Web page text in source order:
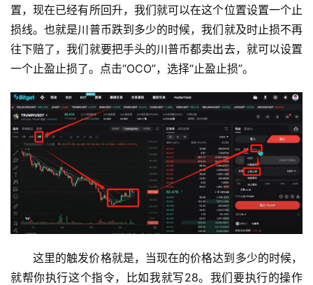
置，现在已经有所回升，我们就可以在这个位置设置一个止
损线。也就是川普币跌到多少的时候，我们就及时止损不再
往下赔了，我们就要把手头的川普币都卖出去，就可以设置
一个止盈止损了。点击“OCO”，选择“止盈止损”。
这里的触发价格就是，当现在的价格达到多少的时候，
就帮你执行这个指令，比如我就写28。我们要执行的操作